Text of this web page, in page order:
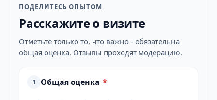
ПОДЕЛИТЕСЬ ОПЫТОМ
Расскажите о визите
Отметьте только то, что важно - обязательна
общая оценка. Отзывы проходят модерацию.
1 Общая оценка *